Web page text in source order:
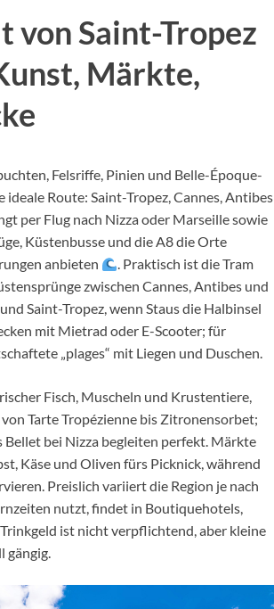
von Saint-Tropez
Märkte,
Felsriffe, Pinien und Belle-Époque-
Route: Saint-Tropez, Cannes, Antibes
per Flug nach Nizza oder Marseille sowie
Küstenbusse und die A8 die Orte
anbieten
. Praktisch ist die Tram
zwischen Cannes, Antibes und
Saint-Tropez, wenn Staus die Halbinsel
mit Mietrad oder E-Scooter; für
„plages“ mit Liegen und Duschen.
Fisch, Muscheln und Krustentiere,
Tarte Tropézienne bis Zitronensorbet;
bei Nizza begleiten perfekt. Märkte
Käse und Oliven fürs Picknick, während
Preislich variiert die Region je nach
nutzt, findet in Boutiquehotels,
ist nicht verpflichtend, aber kleine
gängig.